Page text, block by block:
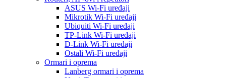
ASUS Wi-Fi uređaji
Mikrotik Wi-Fi uređaji
Ubiquiti Wi-Fi uređaji
TP-Link Wi-Fi uređaji
D-Link Wi-Fi uređaji
Ostali Wi-Fi uređaji
Ormari i oprema
Lanberg ormari i oprema